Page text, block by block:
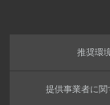
推奨環
提供事業者に関